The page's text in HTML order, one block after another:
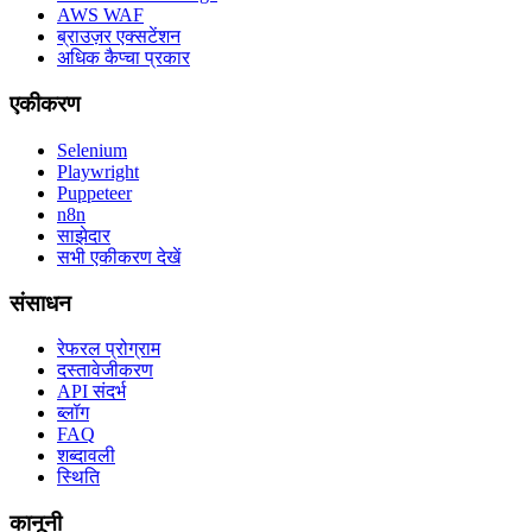
AWS WAF
ब्राउज़र एक्सटेंशन
अधिक कैप्चा प्रकार
एकीकरण
Selenium
Playwright
Puppeteer
n8n
साझेदार
सभी एकीकरण देखें
संसाधन
रेफरल प्रोग्राम
दस्तावेजीकरण
API संदर्भ
ब्लॉग
FAQ
शब्दावली
स्थिति
कानूनी